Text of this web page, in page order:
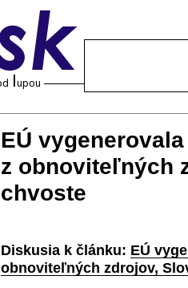
EÚ
z obnoviteľných
chvoste
Diskusia k článku: EÚ
obnoviteľných zdrojov,